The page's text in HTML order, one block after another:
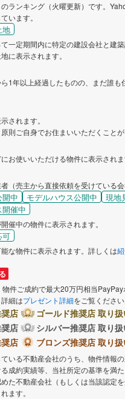
ランキング（火曜更新）です。
います。
地
一定期間内に特定の建設会社と建
に表示されます。
1年以上経過したものの、まだ誰も
されます。
則ご自身でお住まいいただくことが
お使いいただける物件に表示されま
（売主から直接依頼を受けている会
開中 モデルハウス公開中
現地
催中
催中の物件に表示されます。
可
な物件に表示されます。詳しくは
物件ご成約で最大20万円相当
細はプレゼント詳細をご覧ください
店
ゴールド推奨店 取り
店
シルバー推奨店 取り
店
ブロンズ推奨店 取り
いる不動産会社のうち、物件情報
成約実績等、当社所定の基準を満
た不動産会社（もしくは当該認定
ます。